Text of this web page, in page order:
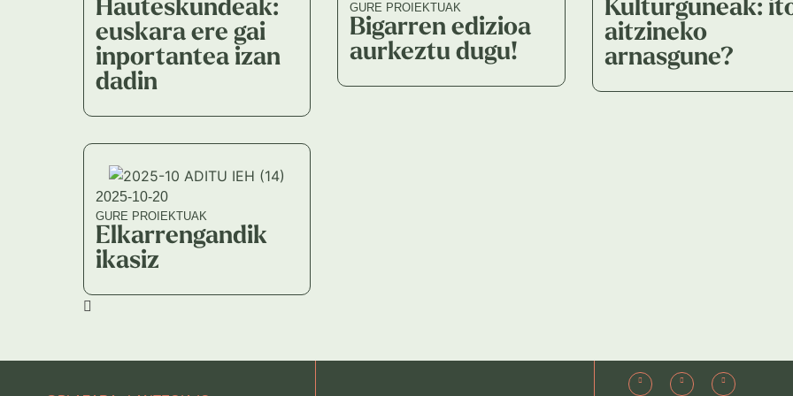
Hauteskundeak:
euskara ere gai
inportantea izan
dadin
GURE PROIEKTUAK
Bigarren edizioa
aurkeztu dugu!
Kulturguneak:
aitzineko
arnasgune?
2025-10-20
GURE PROIEKTUAK
Elkarrengandik
ikasiz